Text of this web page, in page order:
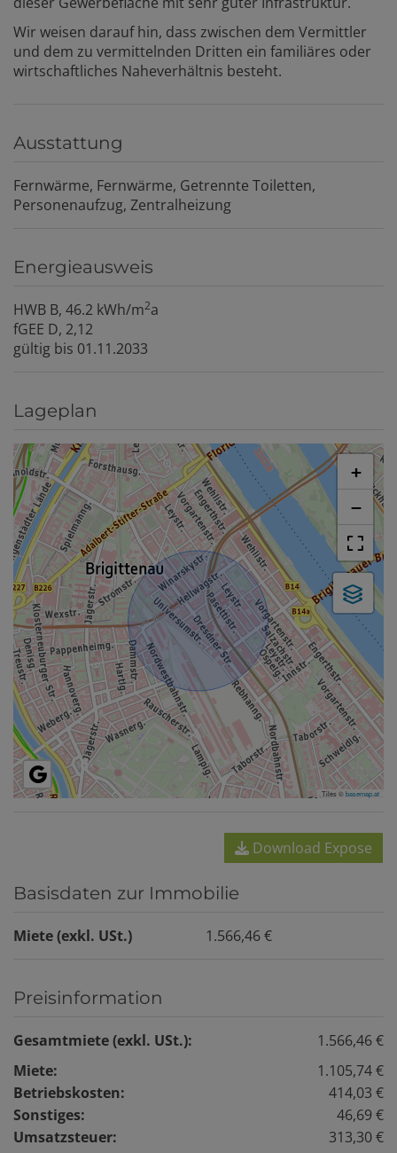
Wir weisen darauf hin, dass zwischen dem Vermittler
und dem zu vermittelnden Dritten ein familiäres oder
wirtschaftliches Naheverhältnis besteht.
Ausstattung
Fernwärme Fernwärme Getrennte Toiletten
Personenaufzug Zentralheizung
Energieausweis
HWB B, 46.2 kWh/m2a
fGEE D, 2,12
gültig bis 01.11.2033
Lageplan
+
−
Tiles ©basemap.at
Download Expose
Basisdaten zur Immobilie
Miete (exkl. USt.) 1.566,46 €
Preisinformation
Gesamtmiete (exkl. USt.):
1.566,46 €
Miete:
1.105,74 €
Betriebskosten:
414,03 €
Sonstiges:
46,69 €
Umsatzsteuer:
313,30 €